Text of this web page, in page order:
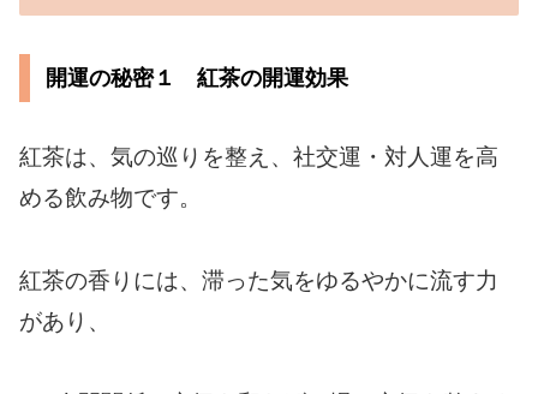
開運の秘密１ 紅茶の開運効果
紅茶は、気の巡りを整え、社交運・対人運を高
める飲み物です。
紅茶の香りには、滞った気をゆるやかに流す力
があり、